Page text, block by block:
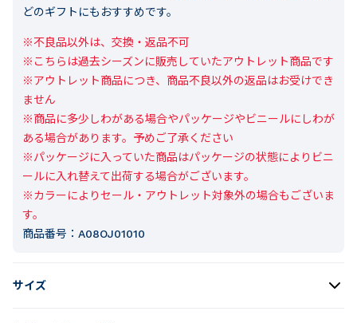
どのギフトにもおすすめです。
※不良品以外は、交換・返品不可
※こちらは過去シーズンに販売していたアウトレット商品です
※アウトレット商品につき、商品不良以外の返品はお受けでき
ません
※商品に多少しわがある場合やパッケージやビニールにしわが
ある場合があります。予めご了承ください
※パッケージに入っていた商品はパッケージの状態によりビニ
ールに入れ替えて出荷する場合がございます。
※カラーによりセール・アウトレット対象外の場合もございま
す。
商品番号： A08OJ01010
サイズ